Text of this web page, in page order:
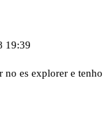
19:39
no es explorer e tenho